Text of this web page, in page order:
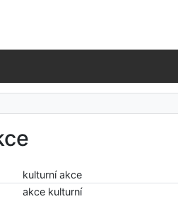
kulturní akce
akce kulturní